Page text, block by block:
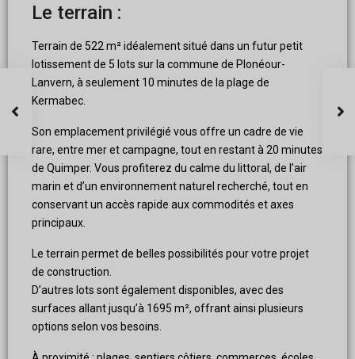
Le terrain :
Terrain de 522 m² idéalement situé dans un futur petit
lotissement de 5 lots sur la commune de Plonéour-
Lanvern, à seulement 10 minutes de la plage de
Kermabec.
Son emplacement privilégié vous offre un cadre de vie
rare, entre mer et campagne, tout en restant à 20 minutes
de Quimper. Vous profiterez du calme du littoral, de l’air
marin et d’un environnement naturel recherché, tout en
conservant un accès rapide aux commodités et axes
principaux.
Le terrain permet de belles possibilités pour votre projet
de construction.
D’autres lots sont également disponibles, avec des
surfaces allant jusqu’à 1695 m², offrant ainsi plusieurs
options selon vos besoins.